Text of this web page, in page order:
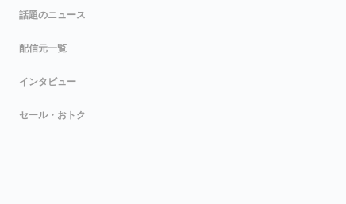
話題のニュース
配信元一覧
インタビュー
セール・おトク